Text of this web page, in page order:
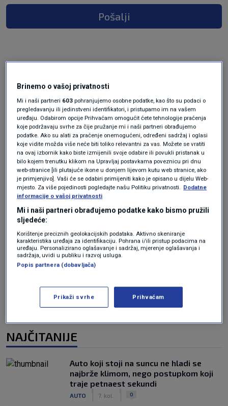
Pošalji
Oglas
Oglas
NAJČITANIJE
Auto koji stoji na suncu ne hladi se
najbrže klimom, nego postupkom koji
traje petnaest sekundi
AUTO 7. kol. 0
Brinemo o vašoj privatnosti
Mi i naši partneri 603 pohranjujemo osobne podatke, kao što su podaci o
pregledavanju ili jedinstveni identifikatori, i pristupamo im na vašem
uređaju. Odabirom opcije Prihvaćam omogućit ćete tehnologije praćenja
koje podržavaju svrhe za čije pružanje mi i naši partneri obrađujemo
podatke. Ako su alati za praćenje onemogućeni, određeni sadržaj i oglasi
koje vidite možda više neće biti toliko relevantni za vas. Možete se vratiti
na ovaj izbornik kako biste izmijenili svoje odabire ili povukli pristanak u
bilo kojem trenutku klikom na Upravljaj postavkama poveznicu pri dnu
web-stranice [ili plutajuće ikone u donjem lijevom kutu web stranice, ako
je primjenjivo]. Vaši će se odabiri primijeniti kako je opisano u dijelu Web-
mjesto. Za više pojedinosti pogledajte našu Politiku privatnosti.
Dodatne
informacije o vašoj privatnosti
Mi i naši partneri obrađujemo podatke kako bismo pružili
sljedeće:
Korištenje preciznih geolokacijskih podataka. Aktivno skeniranje
karakteristika uređaja za identifikaciju. Pohrana i/ili pristup podacima na
uređaju. Personalizirano oglašavanje i sadržaj, mjerenje oglašavanja i
sadržaja, uvidi u publiku i razvoj usluga.
Popis partnera (dobavljača)
Prikaži svrhe Prihvaćam